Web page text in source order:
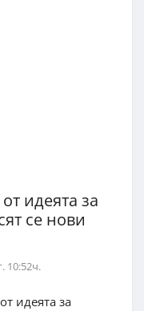
идеята за
се нови
10:52ч.
идеята за